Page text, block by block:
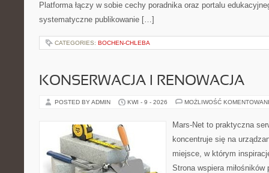
Platforma łączy w sobie cechy poradnika oraz portalu
systematyczne publikowanie […]
CATEGORIES: BOCHEN-CHLEBA
KONSERWACJA I RENOWACJA
POSTED BY ADMIN KWI - 9 - 2026 MOŻLIWOŚĆ
Mars-Net to praktyczna
koncentruje się na
miejsce, w którym
Strona wspiera